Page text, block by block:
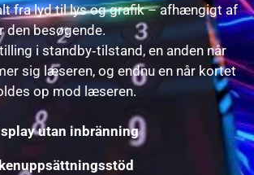
fra lyd til lys og grafik – afhængigt af
den besøgende.
i standby‑tilstand, en anden når
sig læseren, og endnu en når kortet
op mod læseren.
utan inbränning